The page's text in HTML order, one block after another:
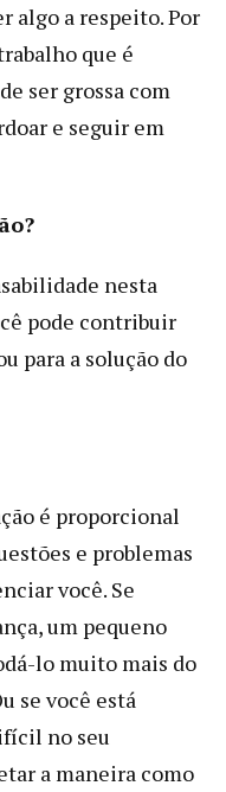
algo a respeito. Por
que é
ser grossa com
e seguir em
nesta
pode contribuir
para a solução do
é proporcional
e problemas
você. Se
um pequeno
lo muito mais do
se você está
no seu
a maneira como